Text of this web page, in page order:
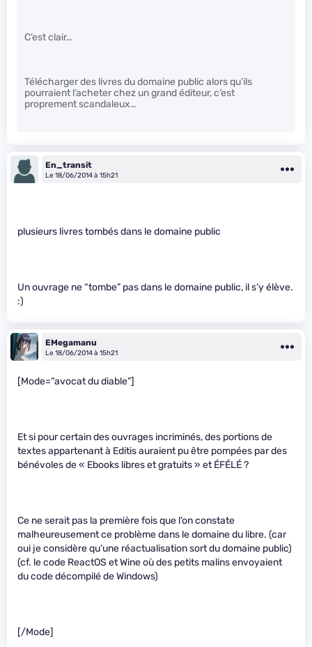
C’est clair…
Télécharger des livres du domaine public alors qu’ils
pourraient l’acheter chez un grand éditeur, c’est
proprement scandaleux…
En_transit
Le 18/06/2014 à 15h21
plusieurs livres tombés dans le domaine public
Un ouvrage ne “tombe” pas dans le domaine public, il s’y élève.
:)
EMegamanu
Le 18/06/2014 à 15h21
[Mode=“avocat du diable”]
Et si pour certain des ouvrages incriminés, des portions de
textes appartenant à Editis auraient pu être pompées par des
bénévoles de « Ebooks libres et gratuits » et ÉFÉLÉ ?
Ce ne serait pas la première fois que l’on constate
malheureusement ce problème dans le domaine du libre. (car
oui je considère qu’une réactualisation sort du domaine public)
(cf. le code ReactOS et Wine où des petits malins envoyaient
du code décompilé de Windows)
[/Mode]